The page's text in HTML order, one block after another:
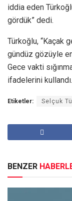
iddia eden
gördük” dedi.
Türkoğlu, “Kaçak
gündüz gözüyle
Gece vakti
ifadelerini kullandı.
Etiketler: Selçuk
BENZER